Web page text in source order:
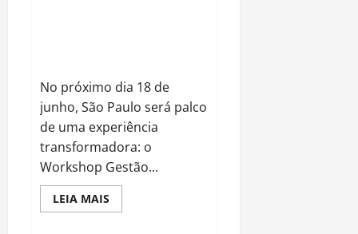
No próximo dia 18 de
junho, São Paulo será palco
de uma experiência
transformadora: o
Workshop Gestão...
LEIA MAISRead
more